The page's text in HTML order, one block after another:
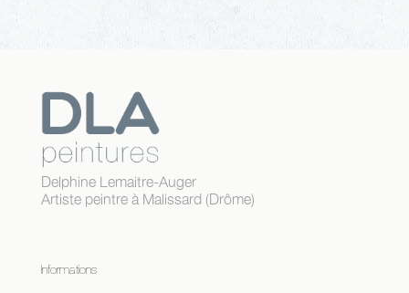
Delphine Lemaitre-Auger
Artiste peintre à Malissard (Drôme)
Informations